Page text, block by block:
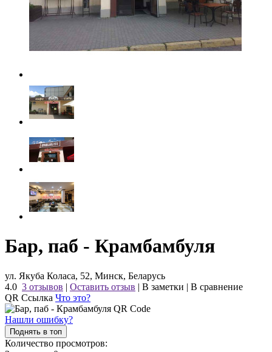
Бар, паб - Крамбамбуля
ул. Якуба Коласа, 52, Минск, Беларусь
4.0 3 отзывов | Оставить отзыв | В заметки | В сравнение
QR Ссылка Что это?
Нашли ошибку?
Поднять в топ
Количество просмотров: